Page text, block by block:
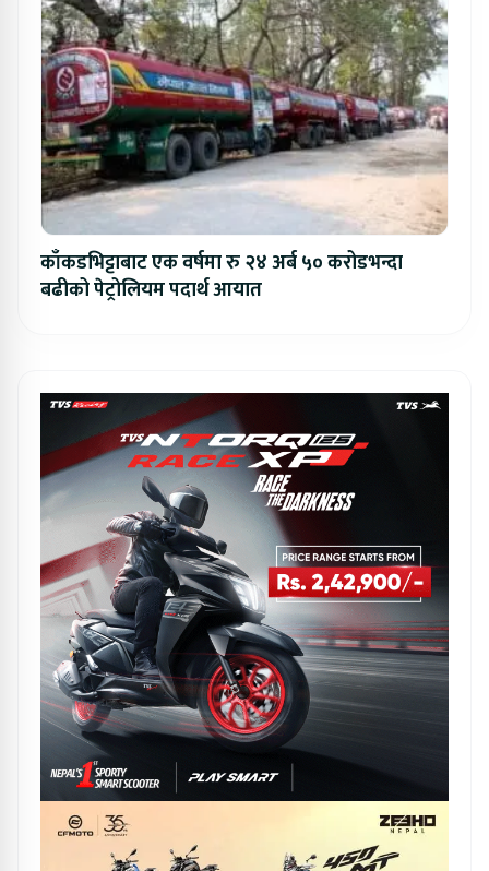
काँकडभिट्टाबाट एक वर्षमा रु २४ अर्ब ५० करोडभन्दा
बढीको पेट्रोलियम पदार्थ आयात